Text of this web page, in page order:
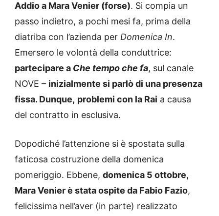
Addio a Mara Venier (forse). Si compia un
passo indietro, a pochi mesi fa, prima della
diatriba con l’azienda per Domenica In.
Emersero le volontà della conduttrice:
partecipare a Che tempo che fa, sul canale
NOVE – inizialmente si parlò di una presenza
fissa. Dunque, problemi con la Rai a causa
del contratto in esclusiva.
Dopodiché l’attenzione si è spostata sulla
faticosa costruzione della domenica
pomeriggio. Ebbene, domenica 5 ottobre,
Mara Venier è stata ospite da Fabio Fazio,
felicissima nell’aver (in parte) realizzato